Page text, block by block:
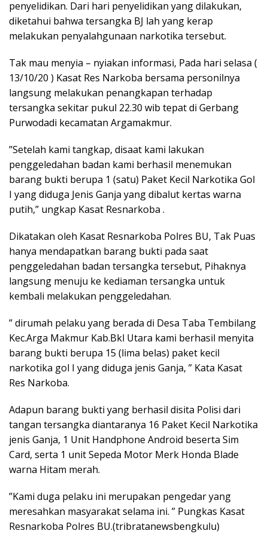
penyelidikan. Dari hari penyelidikan yang dilakukan,
diketahui bahwa tersangka BJ lah yang kerap
melakukan penyalahgunaan narkotika tersebut.
Tak mau menyia – nyiakan informasi, Pada hari selasa (
13/10/20 ) Kasat Res Narkoba bersama personilnya
langsung melakukan penangkapan terhadap
tersangka sekitar pukul 22.30 wib tepat di Gerbang
Purwodadi kecamatan Argamakmur.
”Setelah kami tangkap, disaat kami lakukan
penggeledahan badan kami berhasil menemukan
barang bukti berupa 1 (satu) Paket Kecil Narkotika Gol
I yang diduga Jenis Ganja yang dibalut kertas warna
putih,” ungkap Kasat Resnarkoba .
Dikatakan oleh Kasat Resnarkoba Polres BU, Tak Puas
hanya mendapatkan barang bukti pada saat
penggeledahan badan tersangka tersebut, Pihaknya
langsung menuju ke kediaman tersangka untuk
kembali melakukan penggeledahan.
” dirumah pelaku yang berada di Desa Taba Tembilang
Kec.Arga Makmur Kab.Bkl Utara kami berhasil menyita
barang bukti berupa 15 (lima belas) paket kecil
narkotika gol I yang diduga jenis Ganja, ” Kata Kasat
Res Narkoba.
Adapun barang bukti yang berhasil disita Polisi dari
tangan tersangka diantaranya 16 Paket Kecil Narkotika
jenis Ganja, 1 Unit Handphone Android beserta Sim
Card, serta 1 unit Sepeda Motor Merk Honda Blade
warna Hitam merah.
”Kami duga pelaku ini merupakan pengedar yang
meresahkan masyarakat selama ini. ” Pungkas Kasat
Resnarkoba Polres BU.(tribratanewsbengkulu)